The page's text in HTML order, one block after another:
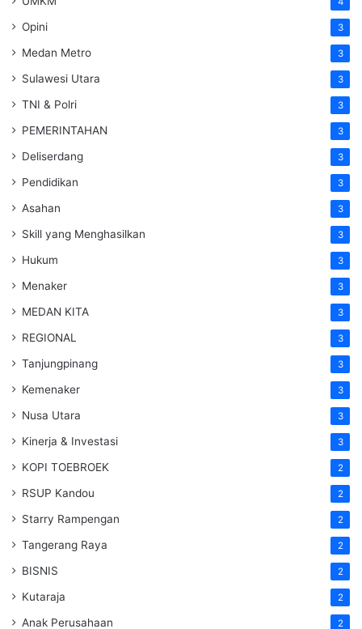
Opini 3
Medan Metro 3
Sulawesi Utara 3
TNI & Polri 3
PEMERINTAHAN 3
Deliserdang 3
Pendidikan 3
Asahan 3
Skill yang Menghasilkan 3
Hukum 3
Menaker 3
MEDAN KITA 3
REGIONAL 3
Tanjungpinang 3
Kemenaker 3
Nusa Utara 3
Kinerja & Investasi 3
KOPI TOEBROEK 2
RSUP Kandou 2
Starry Rampengan 2
Tangerang Raya 2
BISNIS 2
Kutaraja 2
Anak Perusahaan 2